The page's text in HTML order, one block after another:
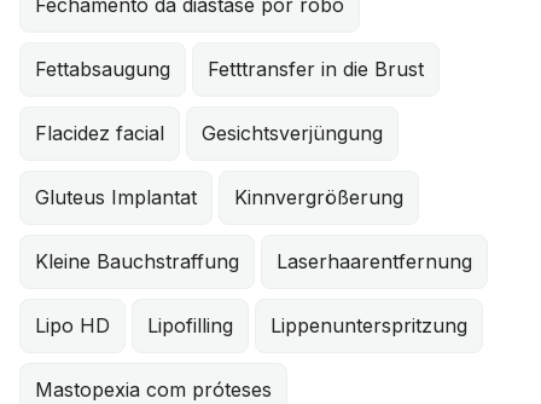
Fechamento da diástase por robô
Fettabsaugung Fetttransfer in die Brust
Flacidez facial Gesichtsverjüngung
Gluteus Implantat Kinnvergrößerung
Kleine Bauchstraffung Laserhaarentfernung
Lipo HD Lipofilling Lippenunterspritzung
Mastopexia com próteses